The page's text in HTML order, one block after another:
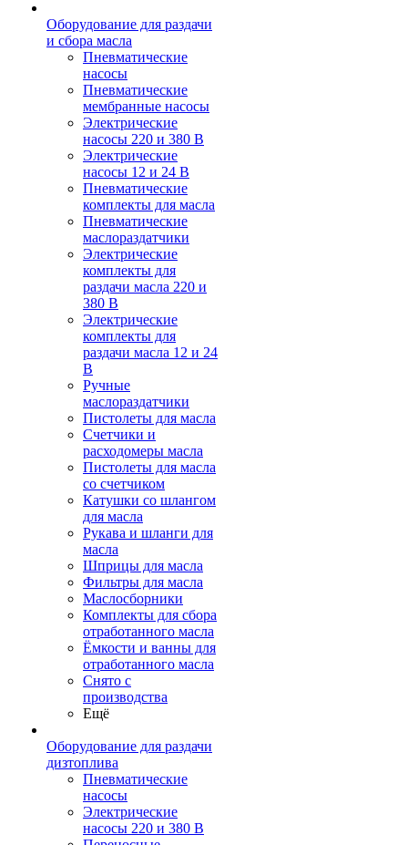
Оборудование для раздачи
и сбора масла
Пневматические
насосы
Пневматические
мембранные насосы
Электрические
насосы 220 и 380 В
Электрические
насосы 12 и 24 В
Пневматические
комплекты для масла
Пневматические
маслораздатчики
Электрические
комплекты для
раздачи масла 220 и
380 В
Электрические
комплекты для
раздачи масла 12 и 24
В
Ручные
маслораздатчики
Пистолеты для масла
Счетчики и
расходомеры масла
Пистолеты для масла
со счетчиком
Катушки со шлангом
для масла
Рукава и шланги для
масла
Шприцы для масла
Фильтры для масла
Маслосборники
Комплекты для сбора
отработанного масла
Ёмкости и ванны для
отработанного масла
Снято с
производства
Ещё
Оборудование для раздачи
дизтоплива
Пневматические
насосы
Электрические
насосы 220 и 380 В